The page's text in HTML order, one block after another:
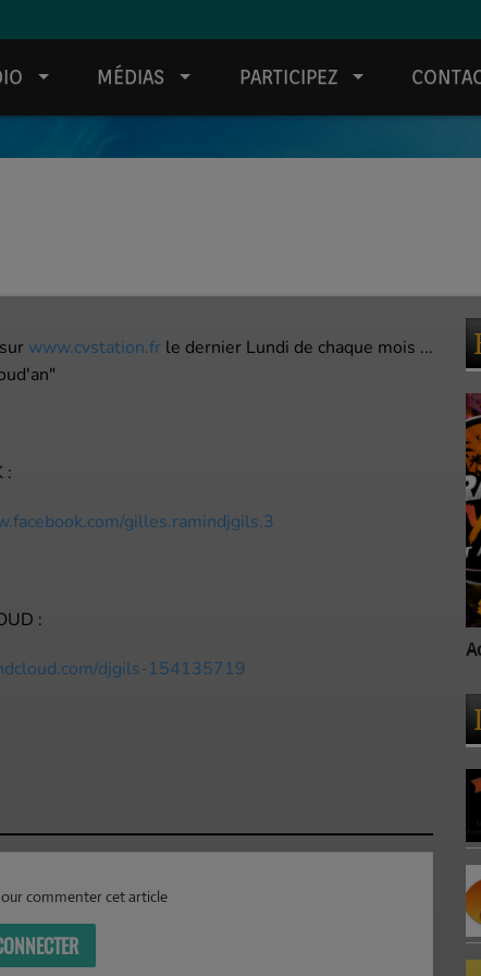
MÉDIAS PARTICIPEZ
www.cvstation.fr le dernier Lundi de chaque mois ...
:
gilles.ramindjgils.3
:
djgils-154135719
commenter cet article